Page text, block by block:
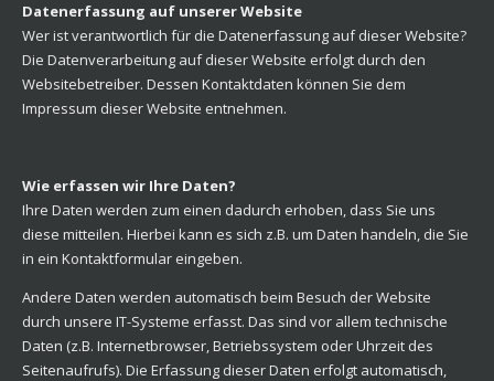
Datenerfassung auf unserer Website
Wer ist verantwortlich für die Datenerfassung auf dieser Website?
Die Datenverarbeitung auf dieser Website erfolgt durch den
Websitebetreiber. Dessen Kontaktdaten können Sie dem
Impressum dieser Website entnehmen.
Wie erfassen wir Ihre Daten?
Ihre Daten werden zum einen dadurch erhoben, dass Sie uns
diese mitteilen. Hierbei kann es sich z.B. um Daten handeln, die Sie
in ein Kontaktformular eingeben.
Andere Daten werden automatisch beim Besuch der Website
durch unsere IT-Systeme erfasst. Das sind vor allem technische
Daten (z.B. Internetbrowser, Betriebssystem oder Uhrzeit des
Seitenaufrufs). Die Erfassung dieser Daten erfolgt automatisch,